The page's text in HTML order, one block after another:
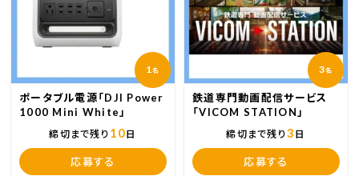
1 名
ポータブル電源「DJI Power
1000 Mini White」
締切まで残り 10日
応募する
3名
鉄道専門動画配信サービス
「VICOM STATION」
締切まで残り3 日
応募する